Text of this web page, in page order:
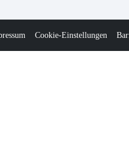
Cookie-Einstellungen